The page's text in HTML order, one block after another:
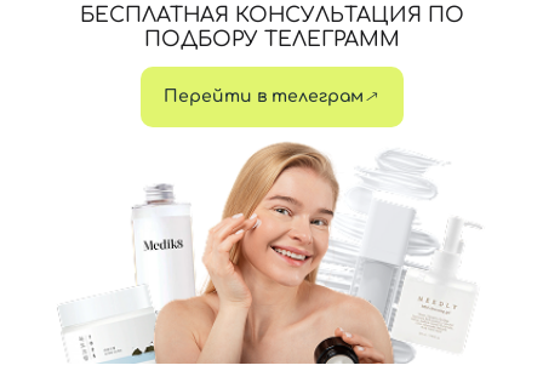
БЕСПЛАТНАЯ КОНСУЛЬТАЦИЯ ПО
ПОДБОРУ ТЕЛЕГРАММ
Перейти в телеграм